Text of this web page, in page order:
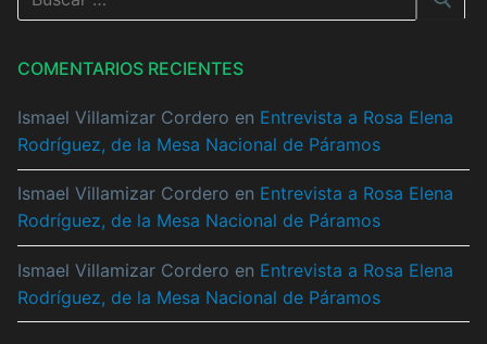
COMENTARIOS RECIENTES
Ismael Villamizar Cordero en Entrevista a Rosa Elena
Rodríguez, de la Mesa Nacional de Páramos
Ismael Villamizar Cordero en Entrevista a Rosa Elena
Rodríguez, de la Mesa Nacional de Páramos
Ismael Villamizar Cordero en Entrevista a Rosa Elena
Rodríguez, de la Mesa Nacional de Páramos